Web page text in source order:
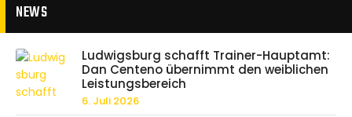
NEWS
Ludwigsburg schafft Trainer-Hauptamt:
Dan Centeno übernimmt den weiblichen
Leistungsbereich
6. Juli 2026